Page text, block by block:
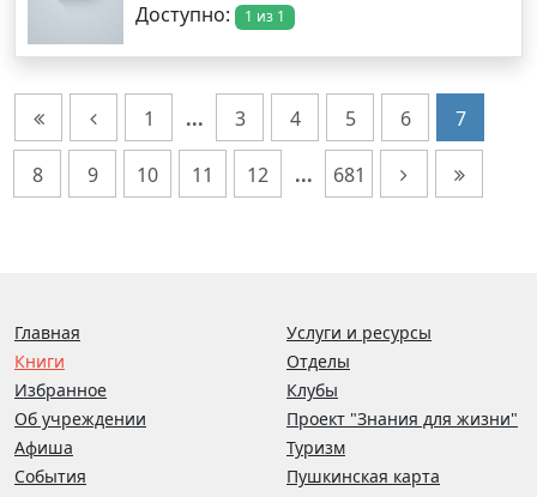
Доступно:
1 из 1
1 ... 3 4 5 6 7
8 9 10 11 12 ... 681
Главная
Книги
Избранное
Об учреждении
Афиша
События
Услуги и ресурсы
Отделы
Клубы
Проект "Знания для жизни"
Туризм
Пушкинская карта